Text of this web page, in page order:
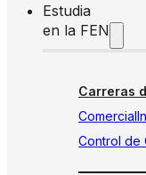
Estudia
en la FEN
Carreras
Comercial
Control de